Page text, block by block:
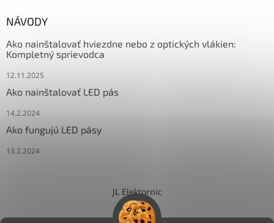
NÁVODY
Ako nainštalovať hviezdne nebo z optických vlákien:
Kompletný sprievodca
12.11.2025
Ako nainštalovať LED pás
14.2.2024
Ako fungujú LED pásy
13.2.2024
JL Elektornic